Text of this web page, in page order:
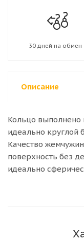
30 дней на обмен
Описание
Кольцо выполнено
идеально круглой
Качество
поверхность без
идеально